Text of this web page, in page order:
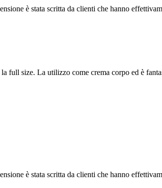
è stata scritta da clienti che hanno
full size. La utilizzo come crema corpo ed è
è stata scritta da clienti che hanno